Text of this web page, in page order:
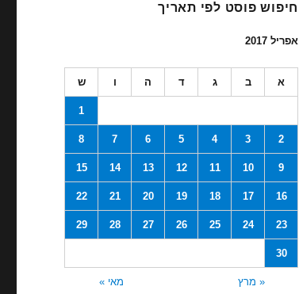
חיפוש פוסט לפי תאריך
אפריל 2017
א ב ג ד ה ו ש
1
2
3
4
5
6
7
8
9
10
11
12
13
14
15
16
17
18
19
20
21
22
23
24
25
26
27
28
29
30
« מרץ מאי »